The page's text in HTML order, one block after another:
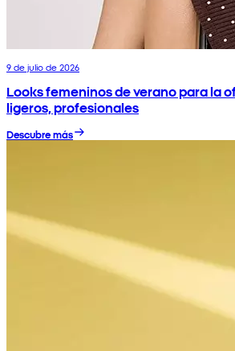
9 de julio de 2026
Looks femeninos de verano para la
ligeros, profesionales
Descubre más